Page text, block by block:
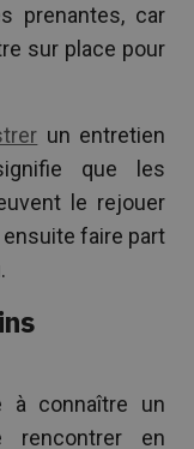
prenantes, car
sur place pour
un entretien
que les
le rejouer
ensuite faire part
à connaître un
en